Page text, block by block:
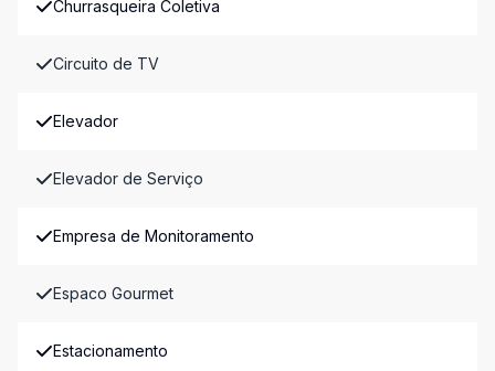
Churrasqueira Coletiva
Circuito de TV
Elevador
Elevador de Serviço
Empresa de Monitoramento
Espaco Gourmet
Estacionamento